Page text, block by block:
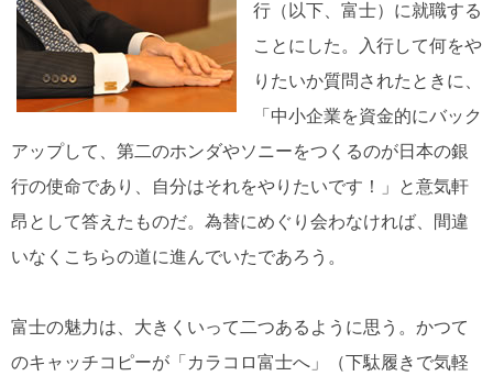
行（以下、富士）に就職する
ことにした。入行して何をや
りたいか質問されたときに、
「中小企業を資金的にバック
アップして、第二のホンダやソニーをつくるのが日本の銀
行の使命であり、自分はそれをやりたいです！」と意気軒
昂として答えたものだ。為替にめぐり会わなければ、間違
いなくこちらの道に進んでいたであろう。
富士の魅力は、大きくいって二つあるように思う。かつて
のキャッチコピーが「カラコロ富士へ」（下駄履きで気軽